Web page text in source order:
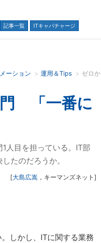
記事一覧 ITキャパチャージ
並び順：
ーション 運用＆Tips
門 「一番に
人目を担っている。IT部
たのだろうか。
[大島広嵩 ， キーマンズネット ]
しかし、ITに関する業務